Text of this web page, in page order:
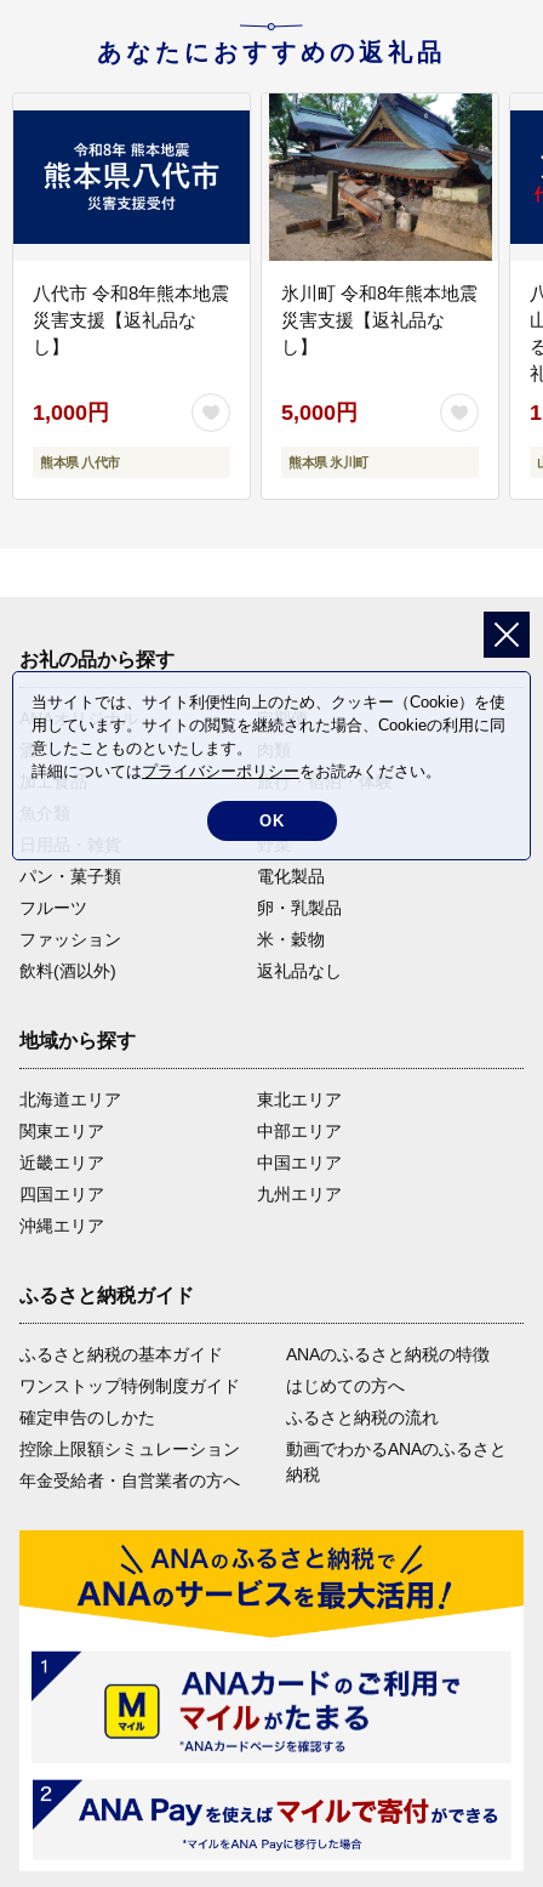
あなたにおすすめの返礼品
八代市 令和8年熊本地震
災害支援【返礼品な
し】
1,000円
熊本県 八代市
氷川町 令和8年熊本地震
災害支援【返礼品な
し】
5,000円
熊本県 氷川町
お礼の品から探す
ANAオリジナル
定期便
酒
加工食品
旅行・宿泊・体験
麺類
野菜
パン・菓子類
電化製品
フルーツ
卵・乳製品
ファッション
米・穀物
飲料(酒以外)
返礼品なし
地域から探す
北海道エリア
関東エリア
近畿エリア
四国エリア
沖縄エリア
東北エリア
中部エリア
中国エリア
九州エリア
ふるさと納税ガイド
ふるさと納税の基本ガイド
ワンストップ特例制度ガイド
確定申告のしかた
控除上限額シミュレーション
年金受給者・自営業者の方へ
ANAのふるさと納税の特徴
はじめての方へ
ふるさと納税の流れ
動画でわかるANAのふるさと
納税
当サイトでは、サイト利便性向上のため、クッキー（Cookie）を使
用しています。サイトの閲覧を継続された場合、Cookieの利用に同
意したことものといたします。
詳細についてはプライバシーポリシーをお読みください。
OK